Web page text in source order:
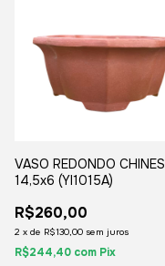
VASO REDONDO CHINES
14,5x6 (YI1015A)
R$260,00
2 x de R$130,00 sem juros
R$244,40 com Pix